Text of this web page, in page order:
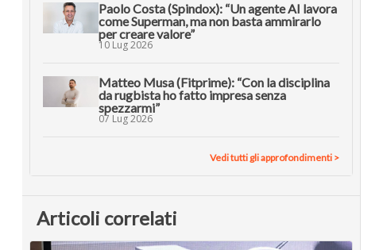
Paolo Costa (Spindox): “Un agente AI lavora
come Superman, ma non basta ammirarlo
per creare valore”
10 Lug 2026
Matteo Musa (Fitprime): “Con la disciplina
da rugbista ho fatto impresa senza
spezzarmi”
07 Lug 2026
Vedi tutti gli approfondimenti >
Articoli correlati